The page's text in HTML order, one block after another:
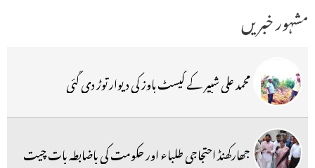
مشہور خبریں
محمد علی شبیر کے گیسٹ ہاوز کی دیوار توڑ دی گئی
جھارکھنڈ احتجاجی طلباء اور حکومت کی باضابطہ بات چیت